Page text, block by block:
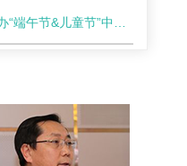
中医药文化体验暨义诊宣教活动